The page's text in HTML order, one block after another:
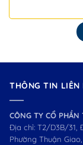
THÔNG TIN LIÊN
CÔNG TY CỔ
Địa chỉ: T2/D3B/31,
Phường Thuận